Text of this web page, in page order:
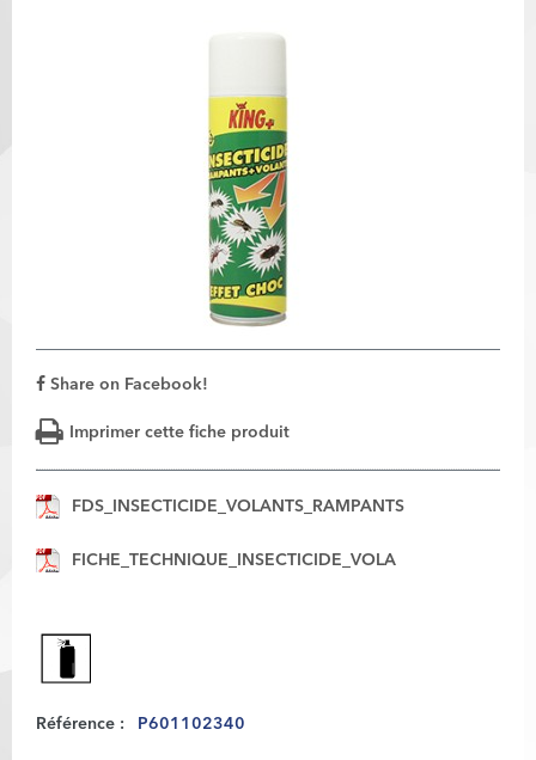
Share on Facebook!
Imprimer cette fiche produit
FDS_INSECTICIDE_VOLANTS_RAMPANTS
FICHE_TECHNIQUE_INSECTICIDE_VOLA
Référence : P601102340